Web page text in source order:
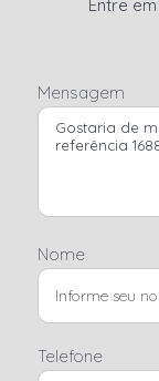
Entre
Mensagem
Nome
Telefone